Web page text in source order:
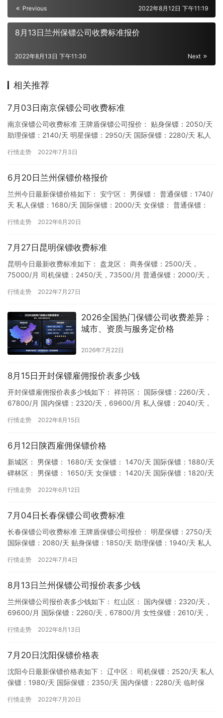
Previous 2022年8月12日 下午11:19
8月13日兰州保镖公司收费标准报价
Next
2022年8月13日 下午11:30
相关推荐
7月03日南京保镖公司收费标准
南京保镖公司收费标准 王牌盾保镖公司报价： 贴身保镖：2050/天
助理保镖：2140/天 明星保镖：2950/天 国际保镖：2280/天 私人
行情走势 2022年7月3日
6月20日兰州保镖价格报价
兰州今日最新保镖价格如下： 安宁区： 男保镖： 普通保镖：1740/
天 私人保镖：1680/天 国际保镖：2000/天 女保镖： 普通保镖：
行情走势 2022年6月20日
7月27日昆明保镖收费标准
昆明今日最新收费标准如下： 盘龙区： 商务保镖：2500/天，
75000/月 司机保镖：2450/天，73500/月 普通保镖：2000/天，
行情走势 2022年7月27日
2026全国热门保镖公司收费差异：
城市、资质与服务定价格
2026年7月22日
8月15日开封保镖雇佣报价表多少钱
开封保镖雇佣报价表多少钱如下： 祥符区： 国际保镖：2260/天，
67800/月 国内保镖：2320/天，69600/月 私人保镖：2040/天，
行情走势 2022年8月15日
6月12日陕西雇佣保镖价格
新城区： 男保镖： 1680/天 女保镖： 1470/天 国际保镖：1880/天
碑林区： 男保镖： 1650/天 女保镖： 1420/天 国际保镖：1820/天
行情走势 2022年6月12日
7月04日长春保镖公司收费标准
长春保镖公司收费标准 王牌盾保镖公司报价： 明星保镖：2750/天
国际保镖：2080/天 贴身保镖：1850/天 助理保镖：1940/天 私人
行情走势 2022年7月4日
8月13日兰州保镖公司报价表多少钱
兰州保镖公司报价表多少钱如下： 红山区： 国内保镖：2320/天，
69600/月 国际保镖：2260/天，67800/月 女性保镖：2610/天，
行情走势 2022年8月13日
7月20日沈阳保镖价格表
沈阳今日最新保镖价格表如下： 辽中区： 司机保镖：2520/天 私人
保镖：1980/天 国际保镖：2350/天 国内保镖：2280/天 临时保
行情走势 2022年7月20日